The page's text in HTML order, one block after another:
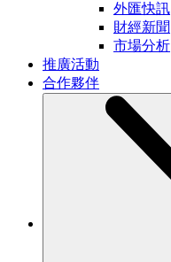
外匯快訊
財經新聞
市場分析
推廣活動
合作夥伴